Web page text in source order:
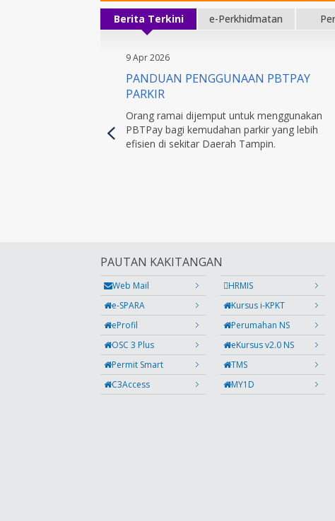
Berita Terkini e-Perkhidmatan
9 Apr 2026
PANDUAN PENGGUNAAN PBTPAY
PARKIR
Orang ramai dijemput untuk menggunakan
PBTPay bagi kemudahan parkir yang lebih
efisien di sekitar Daerah Tampin.
PAUTAN KAKITANGAN
Web Mail
HRMIS
e-SPARA
Kursus i-KPKT
eProfil
Perumahan NS
OSC 3 Plus
eKursus v2.0 NS
Permit Smart
TMS
C3Access
MY1D